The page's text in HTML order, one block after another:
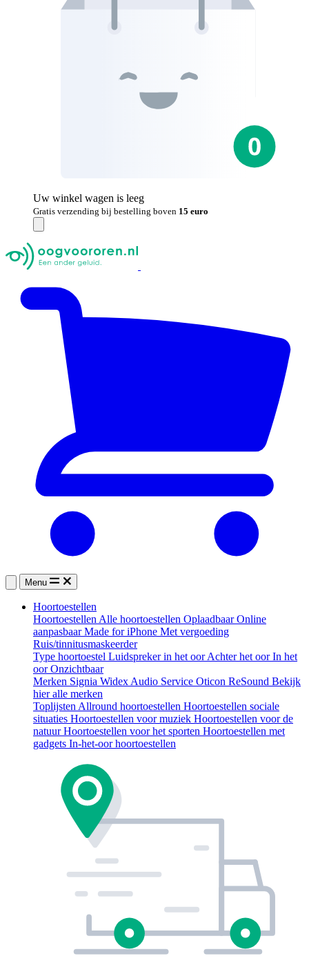
Uw winkel wagen is leeg
Gratis verzending bij bestelling boven 15 euro
Menu
Hoortoestellen
HoortoestellenAlle hoortoestellen OplaadbaarOnline
aanpasbaarMade for iPhone Met vergoeding
Ruis/tinnitusmaskeerder
Type hoortoestel Luidspreker in het oorAchter het oorIn het
oorOnzichtbaar
Merken Signia WidexAudio Service Oticon ReSound Bekijk
hier alle merken
ToplijstenAllround hoortoestellen Hoortoestellen sociale
situaties Hoortoestellen voor muziek Hoortoestellen voor de
natuurHoortoestellen voor het sporten Hoortoestellen met
gadgets In-het-oor hoortoestellen